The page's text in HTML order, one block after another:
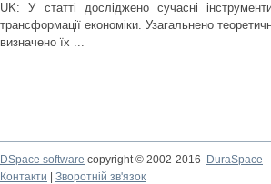
UK: У статті досліджено сучасні
трансформації економіки. Узагальнено
визначено їх ...
DSpace software copyright © 2002-2016
DuraSpace
Контакти
Зворотній зв'язок